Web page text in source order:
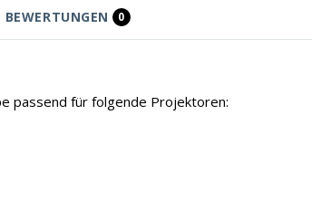
BEWERTUNGEN 0
passend für folgende Projektoren: